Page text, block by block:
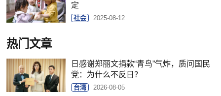
定
社会 2025-08-12
热门文章
日感谢郑丽文捐款“青鸟”气炸，质问国民
党：为什么不反日？
台湾 2026-08-05